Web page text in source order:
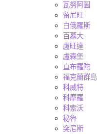
瓦努阿圖
留尼旺
白俄羅斯
百慕大
盧旺達
盧森堡
直布羅陀
福克蘭群島
科威特
科摩羅
科索沃
秘魯
突尼斯